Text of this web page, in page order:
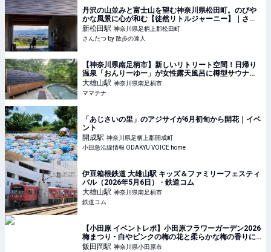
丹沢の山並みと富士山を望む神奈川県松田町。のびや
かな風景に心が和む【徒然リトルジャーニー】｜さん
たつ by 散歩の達人
新松田駅 神奈川県足柄上郡松田町
さんたつ by 散歩の達人
【神奈川県南足柄市】新しいリトリート空間！日帰り
温泉「おんりーゆー」が女性露天風呂に樽型サウナを
設置 | ママテナ
大雄山駅 神奈川県南足柄市
ママテナ
「あじさいの里」のアジサイが6月初旬から開花｜イベ
ント
開成駅 神奈川県足柄上郡開成町
小田急沿線情報 ODAKYU VOICE home
伊豆箱根鉄道 大雄山駅 キッズ＆ファミリーフェスティ
バル（2026年5月6日） - 鉄道コム
大雄山駅 神奈川県南足柄市
鉄道コム
【小田原 イベントレポ】小田原フラワーガーデン2026
梅まつり - 白やピンクの梅の花と柔らかな梅の香りに
癒されて | 湘南人
飯田岡駅 神奈川県小田原市